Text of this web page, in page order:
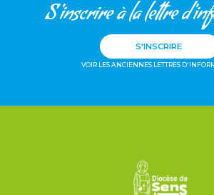
S'inscrire à la lettre
S'INSCRIRE
VOIR LES ANCIENNES LETTRES